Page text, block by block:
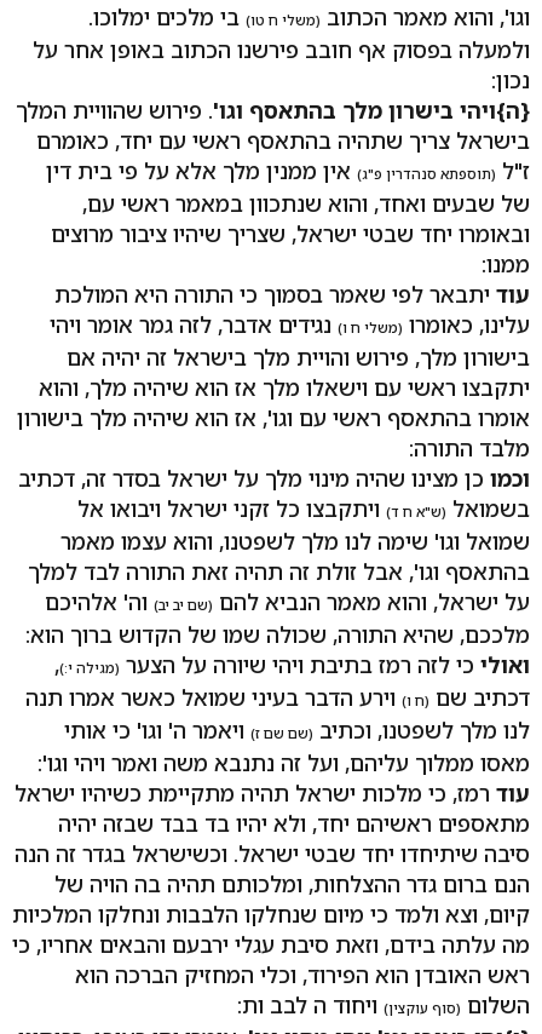
וגו', והוא מאמר הכתוב (משלי ח טו) בי מלכים ימלוכו.
ולמעלה בפסוק אף חובב פירשנו הכתוב באופן אחר על
נכון:
{ה}ויהי בישרון מלך בהתאסף וגו'. פירוש שהוויית המלך
בישראל צריך שתהיה בהתאסף ראשי עם יחד, כאומרם
ז"ל (תוספתא סנהדרין פ"ג) אין ממנין מלך אלא על פי בית דין
של שבעים ואחד, והוא שנתכוון במאמר ראשי עם,
ובאומרו יחד שבטי ישראל, שצריך שיהיו ציבור מרוצים
ממנו:
עוד יתבאר לפי שאמר בסמוך כי התורה היא המולכת
עלינו, כאומרו (משלי ח ו) נגידים אדבר, לזה גמר אומר ויהי
בישורון מלך, פירוש והויית מלך בישראל זה יהיה אם
יתקבצו ראשי עם וישאלו מלך אז הוא שיהיה מלך, והוא
אומרו בהתאסף ראשי עם וגו', אז הוא שיהיה מלך בישורון
מלבד התורה:
וכמו כן מצינו שהיה מינוי מלך על ישראל בסדר זה, דכתיב
בשמואל (ש"א ח ד) ויתקבצו כל זקני ישראל ויבואו אל
שמואל וגו' שימה לנו מלך לשפטנו, והוא עצמו מאמר
בהתאסף וגו', אבל זולת זה תהיה זאת התורה לבד למלך
על ישראל, והוא מאמר הנביא להם (שם יב יב) וה' אלהיכם
מלככם, שהיא התורה, שכולה שמו של הקדוש ברוך הוא:
ואולי כי לזה רמז בתיבת ויהי שיורה על הצער (מגילה י:),
דכתיב שם (ח ו) וירע הדבר בעיני שמואל כאשר אמרו תנה
לנו מלך לשפטנו, וכתיב (שם שם ז) ויאמר ה' וגו' כי אותי
מאסו ממלוך עליהם, ועל זה נתנבא משה ואמר ויהי וגו':
עוד רמז, כי מלכות ישראל תהיה מתקיימת כשיהיו ישראל
מתאספים ראשיהם יחד, ולא יהיו בד בבד שבזה יהיה
סיבה שיתיחדו יחד שבטי ישראל. וכשישראל בגדר זה הנה
הנם ברום גדר ההצלחות, ומלכותם תהיה בה הויה של
קיום, וצא ולמד כי מיום שנחלקו הלבבות ונחלקו המלכיות
מה עלתה בידם, וזאת סיבת עגלי ירבעם והבאים אחריו, כי
ראש האובדן הוא הפירוד, וכלי המחזיק הברכה הוא
השלום (סוף עוקצין) ויחוד ה לבב ות: